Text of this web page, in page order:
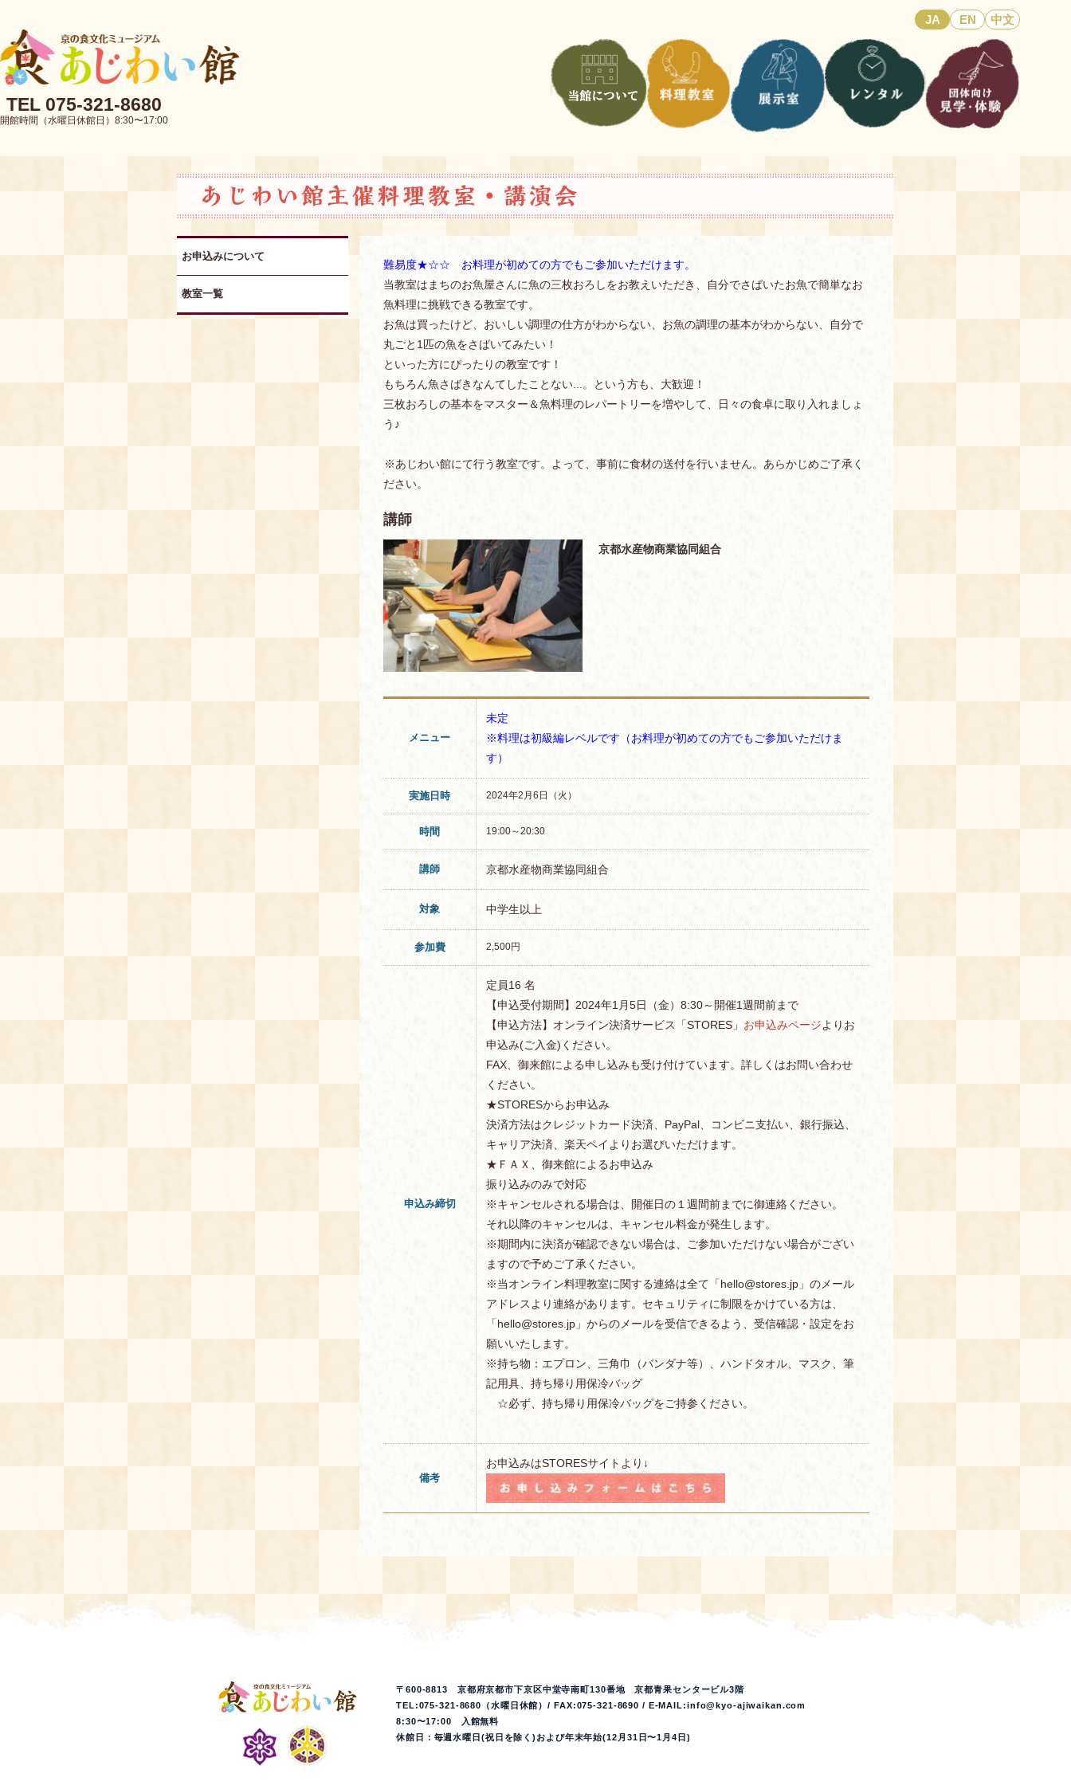
JA EN 中文
TEL 075-321-8680
開館時間（水曜日休館日）8:30〜17:00
お申込みについて
教室一覧
難易度★☆☆ お料理が初めての方でもご参加いただけます。
当教室はまちのお魚屋さんに魚の三枚おろしをお教えいただき、自分でさばいたお魚で簡単なお
魚料理に挑戦できる教室です。
お魚は買ったけど、おいしい調理の仕方がわからない、お魚の調理の基本がわからない、自分で
丸ごと1匹の魚をさばいてみたい！
といった方にぴったりの教室です！
もちろん魚さばきなんてしたことない...。という方も、大歓迎！
三枚おろしの基本をマスター＆魚料理のレパートリーを増やして、日々の食卓に取り入れましょ
う♪
※あじわい館にて行う教室です。よって、事前に食材の送付を行いません。あらかじめご了承く
ださい。
講師
京都水産物商業協同組合
メニュー
未定
※料理は初級編レベルです（お料理が初めての方でもご参加いただけま
す）
実施日時 2024年2月6日（火）
時間 19:00～20:30
講師 京都水産物商業協同組合
対象 中学生以上
参加費 2,500円
申込み締切
定員16 名
【申込受付期間】2024年1月5日（金）8:30～開催1週間前まで
【申込方法】オンライン決済サービス「STORES」 お申込みページよりお
申込み(ご入金)ください。
FAX、御来館による申し込みも受け付けています。詳しくはお問い合わせ
ください。
★STORESからお申込み
決済方法はクレジットカード決済、PayPal、コンビニ支払い、銀行振込、
キャリア決済、楽天ペイよりお選びいただけます。
★ＦＡＸ、御来館によるお申込み
振り込みのみで対応
※キャンセルされる場合は、開催日の１週間前までに御連絡ください。
それ以降のキャンセルは、キャンセル料金が発生します。
※期間内に決済が確認できない場合は、ご参加いただけない場合がござい
ますので予めご了承ください。
※当オンライン料理教室に関する連絡は全て「hello@stores.jp」のメール
アドレスより連絡があります。セキュリティに制限をかけている方は、
「hello@stores.jp」からのメールを受信できるよう、受信確認・設定をお
願いいたします。
※持ち物：エプロン、三角巾（バンダナ等）、ハンドタオル、マスク、筆
記用具、持ち帰り用保冷バッグ
☆必ず、持ち帰り用保冷バッグをご持参ください。
備考
お申込みはSTORESサイトより↓
〒600-8813 京都府京都市下京区中堂寺南町130番地 京都青果センタービル3階
TEL:075-321-8680（水曜日休館）/ FAX:075-321-8690 / E-MAIL:info@kyo-ajiwaikan.com
8:30〜17:00 入館無料
休館日：毎週水曜日(祝日を除く)および年末年始(12月31日〜1月4日)